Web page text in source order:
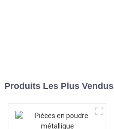
Produits Les Plus Vendus